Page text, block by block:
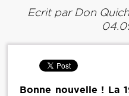
Ecrit par Don
Bonne nouvelle ! La